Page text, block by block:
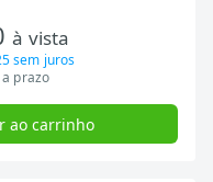
à vista
sem juros
prazo
ao carrinho